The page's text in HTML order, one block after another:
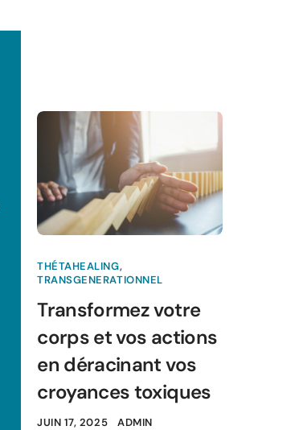
THÉTAHEALING,
TRANSGENERATIONNEL
Transformez votre
corps et vos actions
en déracinant vos
croyances toxiques
JUIN 17, 2025 ADMIN